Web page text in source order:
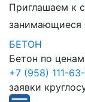
Приглашаем к
занимающиеся
БЕТОН
Бетон по
+7 (958) 111-
заявки